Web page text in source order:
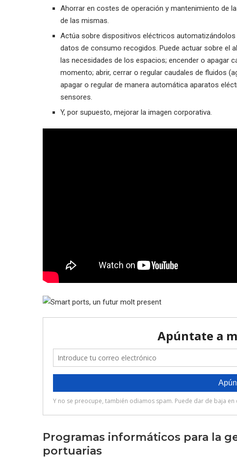
Ahorrar en costes de operación y mantenimiento de
de las mismas.
Actúa sobre dispositivos eléctricos
datos de consumo recogidos. Puede actuar sobre el
las necesidades de los espacios; encender o apagar
momento; abrir, cerrar o regular caudales de fluidos
apagar o regular de manera automática aparatos
sensores.
Y, por supuesto, mejorar la imagen corporativa.
Programas informáticos para la
portuarias